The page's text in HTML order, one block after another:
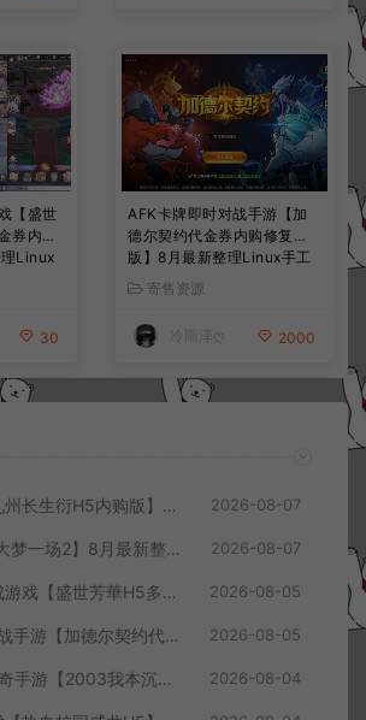
【盛世
券内购
Linux
后台
建教程
30
AFK卡牌即时对战手游【加
德尔契约代金券内购修复
版】8月最新整理Linux手工
服务端+前后端全套源码+CD
K授权后台+安卓苹果双端
+详细搭建教程+视频教程
寄售资源
冷雨泽ღ 2000
三网H5游戏【九州长生衍H5内购版】8月最新整理Linux手工服务端+管理后台+GM授权后台+简易安卓客户端+详细搭建教程+视频教程 2026-08-07
MT3换皮MH【大梦一场2】8月最新整理Linux手工服务端+源码+管理后台+安卓苹果双端+详细搭建教程+视频教程 2026-08-07
三网H5宫斗养成游戏【盛世芳華H5多区跨服代金券内购优化版】8月最新整理Linux手工服务端+CDK授权后台+全资源安卓+详细搭建教程+视频教程 2026-08-05
AFK卡牌即时对战手游【加德尔契约代金券内购修复版】8月最新整理Linux手工服务端+前后端全套源码+CDK授权后台+安卓苹果双端+详细搭建教程+视频教程 2026-08-05
RED三端引擎传奇手游【2003我本沉默三职业】8月最新整理Win一键服务端+PC安卓+详细搭建教程 2026-08-04